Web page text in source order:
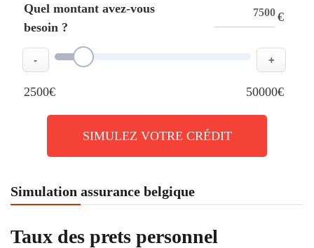
Quel montant avez-vous
besoin ?
€
- +
2500€ 50000€
SIMULEZ VOTRE CRÉDIT
Simulation assurance belgique
Taux des prets personnel